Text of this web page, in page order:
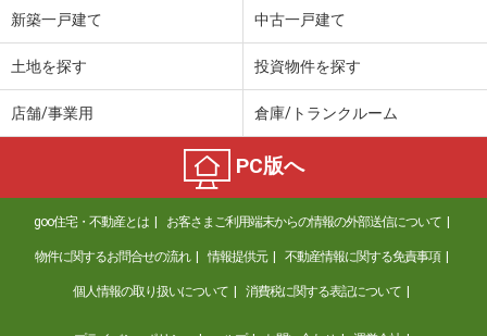
新築一戸建て 中古一戸建て
土地を探す 投資物件を探す
店舗/事業用 倉庫/トランクルーム
PC版へ
goo住宅・不動産とは お客さまご利用端末からの情報の外部送信について
物件に関するお問合せの流れ 情報提供元 不動産情報に関する免責事項
個人情報の取り扱いについて 消費税に関する表記について